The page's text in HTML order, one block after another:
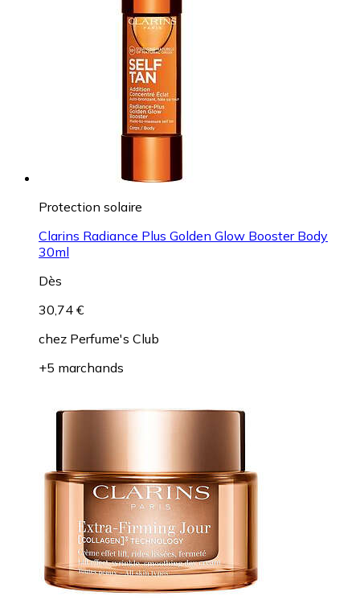
Protection solaire
Clarins Radiance Plus Golden Glow Booster Body
30ml
Dès
30,74 €
chez Perfume's Club
+5 marchands